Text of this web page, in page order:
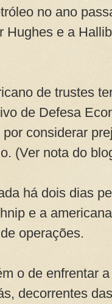
no ano
Hughes e a
de trustes
de Defesa
considerar
(Ver nota do
há dois dias
e a
operações.
o de enfrentar
decorrentes